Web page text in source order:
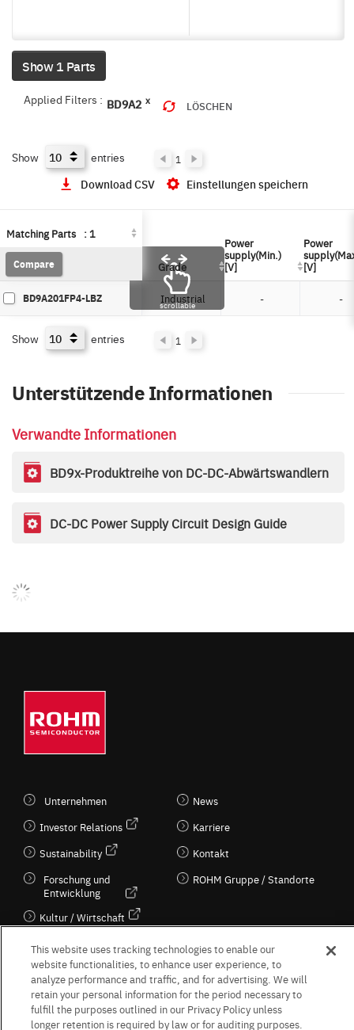
Show 1 Parts
Applied Filters : BD9A2 x LÖSCHEN
Show entries 1
Download CSV Einstellungen speichern
Matching Parts :1
Compare Grade
Power
supply(Min.)
[V]
Power
[V]
BD9A201FP4-LBZ Industrial - -
Matching Parts :1
Compare Grade
Power
supply(Min.)
[V]
Power
[V]
scrollable
Show entries 1
Unterstützende Informationen
Verwandte Informationen
BD9x-Produktreihe von DC-DC-Abwärtswandlern
DC-DC Power Supply Circuit Design Guide
Unternehmen
Investor Relations
Sustainability
Forschung und
Entwicklung
Kultur / Wirtschaft
News
Karriere
Kontakt
ROHM Gruppe / Standorte
Follow Us
This website uses tracking technologies to enable our
website functionalities, to enhance user experience, to
analyze performance and traffic, and for advertising. We will
retain your personal information for the period necessary to
fulfill the purposes outlined in our Privacy Policy unless
longer retention is required by law or for auditing purposes.